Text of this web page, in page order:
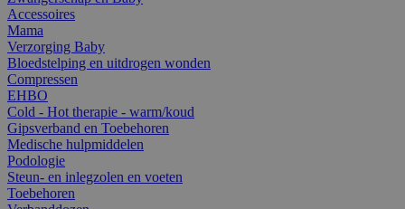
Accessoires
Mama
Verzorging Baby
Bloedstelping en uitdrogen wonden
Compressen
EHBO
Cold - Hot therapie - warm/koud
Gipsverband en Toebehoren
Medische hulpmiddelen
Podologie
Steun- en inlegzolen en voeten
Toebehoren